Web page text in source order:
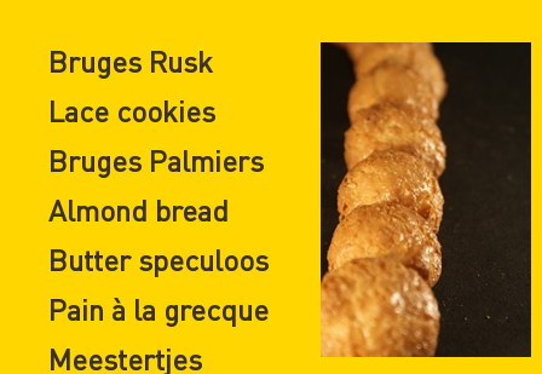
Bruges Rusk
Lace cookies
Bruges Palmiers
Almond bread
Butter speculoos
Pain à la grecque
Meestertjes